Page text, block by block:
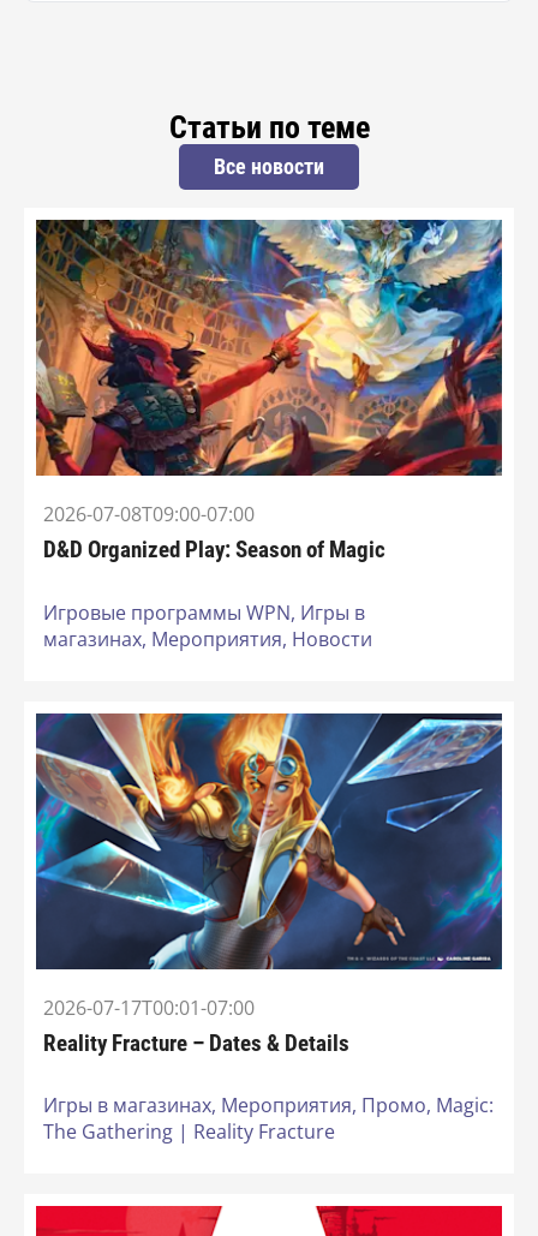
Статьи по теме
Все новости
2026-07-08T09:00-07:00
D&D Organized Play: Season of Magic
Игровые программы WPN, Игры в
магазинах, Мероприятия, Новости
2026-07-17T00:01-07:00
Reality Fracture – Dates & Details
Игры в магазинах, Мероприятия, Промо, Magic:
The Gathering | Reality Fracture